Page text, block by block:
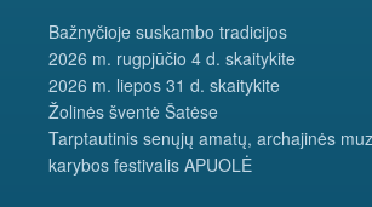
Bažnyčioje suskambo tradicijos
2026 m. rugpjūčio 4 d. skaitykite
2026 m. liepos 31 d. skaitykite
Žolinės šventė Šatėse
Tarptautinis senųjų amatų, archajinės
karybos festivalis APUOLĖ